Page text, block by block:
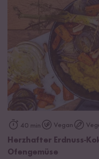
40 min Vegan
Herzhafter Erdnuss-
Ofengemüse